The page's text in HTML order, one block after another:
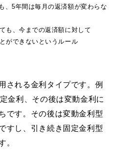
、5年間は毎月の返済額が変わらな
も、今までの返済額に対して
ができないというルール
される金利タイプです。例
金利、その後は変動金利に
です。その後は変動金利型
すし、引き続き固定金利型
。